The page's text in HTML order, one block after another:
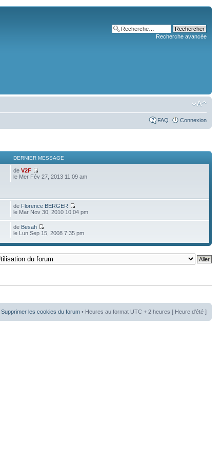
Recherche avancée
FAQ Connexion
DERNIER MESSAGE
deV2F
le Mer Fév 27, 2013 11:09 am
de Florence BERGER
le Mar Nov 30, 2010 10:04 pm
de Besah
le Lun Sep 15, 2008 7:35 pm
Supprimer les cookies du forum • Heures au format UTC + 2 heures [ Heure d’été ]